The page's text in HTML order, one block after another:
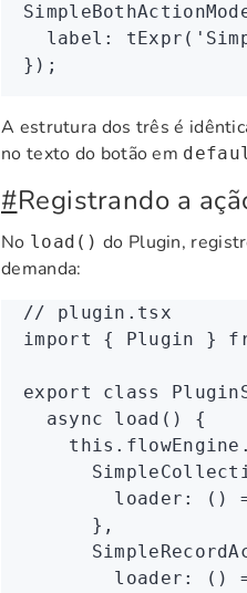
  label
: tExpr (
});
A estrutura dos três é
no texto do botão em
#Registrando a
No load() do Plugin,
demanda:
// plugin.tsx
import { Plugin }
export class
  async
load () {
    this
. flowEngine
        loader
: ()
      }
,
        loader
: ()